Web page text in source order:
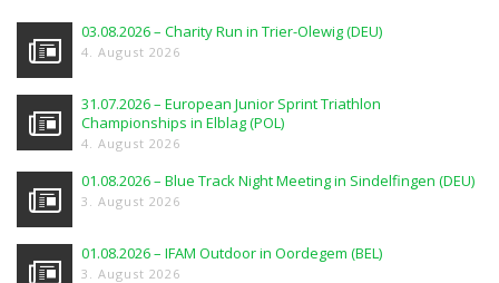
03.08.2026 – Charity Run in Trier-Olewig (DEU)
4. August 2026
31.07.2026 – European Junior Sprint Triathlon
Championships in Elblag (POL)
4. August 2026
01.08.2026 – Blue Track Night Meeting in Sindelfingen (DEU)
3. August 2026
01.08.2026 – IFAM Outdoor in Oordegem (BEL)
3. August 2026